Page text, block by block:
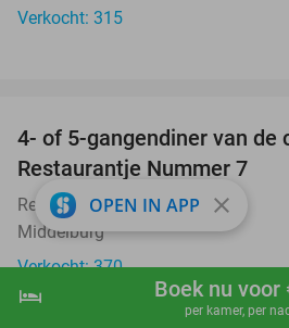
shopping_cart Boek nu
hotel Boek nu voor
per kamer, per
Verkocht: 315
4- of 5-gangendiner van de
Restaurantje Nummer 7
Restaurantje Nummer 7
Middelburg
Verkocht: 370
OPEN IN APP close